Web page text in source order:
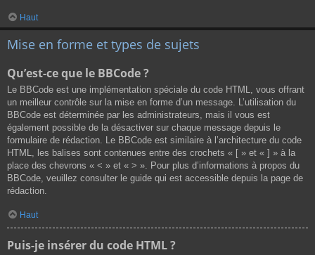
Haut
Mise en forme et types de sujets
Qu’est-ce que le BBCode ?
Le BBCode est une implémentation spéciale du code HTML, vous offrant
un meilleur contrôle sur la mise en forme d’un message. L’utilisation du
BBCode est déterminée par les administrateurs, mais il vous est
également possible de la désactiver sur chaque message depuis le
formulaire de rédaction. Le BBCode est similaire à l’architecture du code
HTML, les balises sont contenues entre des crochets « [ » et « ] » à la
place des chevrons « < » et « > ». Pour plus d’informations à propos du
BBCode, veuillez consulter le guide qui est accessible depuis la page de
rédaction.
Haut
Puis-je insérer du code HTML ?